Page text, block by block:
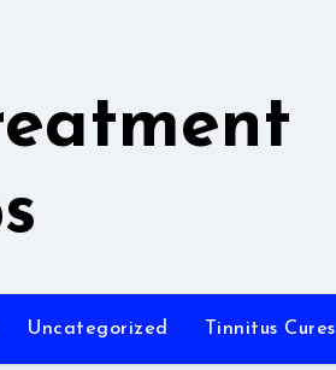
Uncategorized Tinnitus Cures